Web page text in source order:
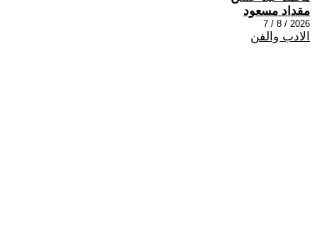
مقداد مسعود
2026 / 8 / 7
الادب والفن